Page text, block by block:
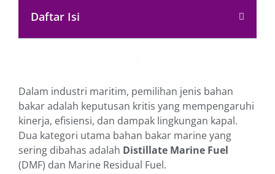
Daftar Isi
Dalam industri maritim, pemilihan jenis bahan
bakar adalah keputusan kritis yang mempengaruhi
kinerja, efisiensi, dan dampak lingkungan kapal.
Dua kategori utama bahan bakar marine yang
sering dibahas adalah Distillate Marine Fuel
(DMF) dan Marine Residual Fuel.